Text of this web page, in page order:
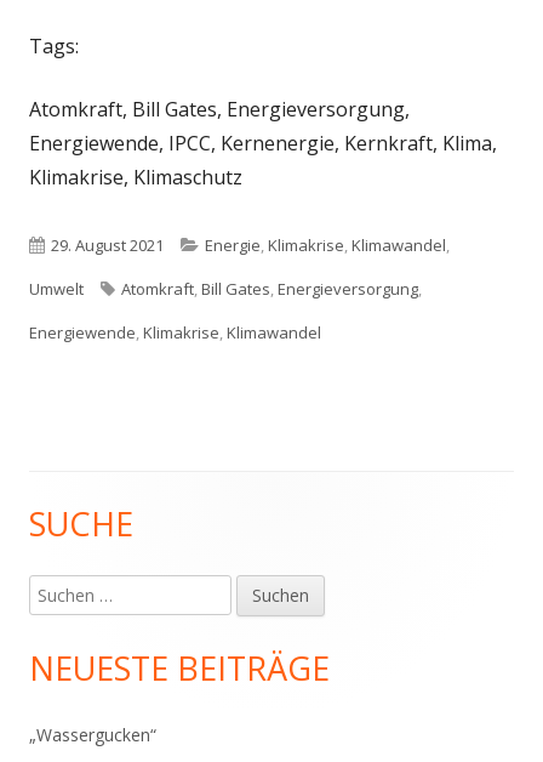
Tags:
Atomkraft, Bill Gates, Energieversorgung,
Energiewende, IPCC, Kernenergie, Kernkraft, Klima,
Klimakrise, Klimaschutz
Veröffentlicht
am
29. August 2021 Kategorien
Energie,Klimakrise,Klimawandel,
Umwelt
Schlagwörter
Atomkraft,Bill Gates,Energieversorgung,
Energiewende,Klimakrise,Klimawandel
Haupt-
Seitenleiste
SUCHE
Suchen
nach:
NEUESTE BEITRÄGE
„Wassergucken“